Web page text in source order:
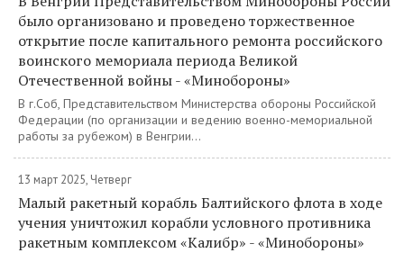
было организовано и проведено торжественное
открытие после капитального ремонта российского
воинского мемориала периода Великой
Отечественной войны - «Минобороны»
В г.Соб, Представительством Министерства обороны Российской
Федерации (по организации и ведению военно-мемориальной
работы за рубежом) в Венгрии...
13 март 2025, Четверг
Малый ракетный корабль Балтийского флота в ходе
учения уничтожил корабли условного противника
ракетным комплексом «Калибр» - «Минобороны»